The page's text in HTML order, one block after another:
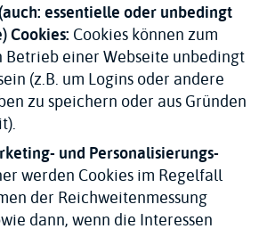
essentielle oder unbedingt
Cookies: Cookies können zum
Betrieb einer Webseite unbedingt
(z.B. um Logins oder andere
zu speichern oder aus Gründen
und Personalisierungs-
werden Cookies im Regelfall
der Reichweitenmessung
dann, wenn die Interessen